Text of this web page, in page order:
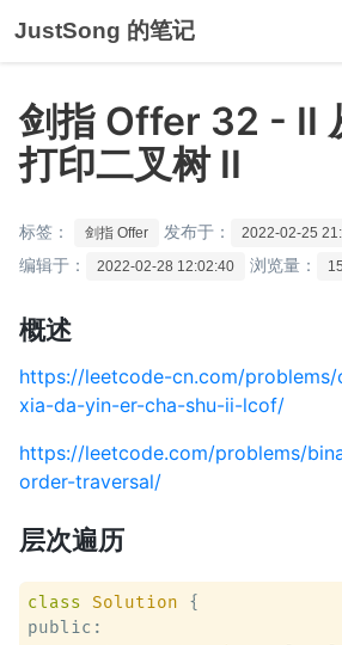
JustSong 的笔记
剑指 Offer 32 - II
打印二叉树 II
标签： 剑指 Offer 发布于： 2022-02-25
编辑于： 2022-02-28 12:02:40 浏览量：
概述
https://leetcode-cn.com/
xia-da-yin-er-cha-shu-ii-lcof/
https://leetcode.com/problems/
order-traversal/
层次遍历
class Solution {
public: